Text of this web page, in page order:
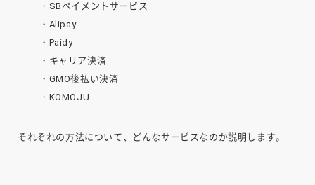
・SB ペイメントサービス
・Alipay
・Paidy
・キャリア決済
・GMO後払い決済
・KOMOJU
それぞれの方法について、どんなサービスなのか説明します。